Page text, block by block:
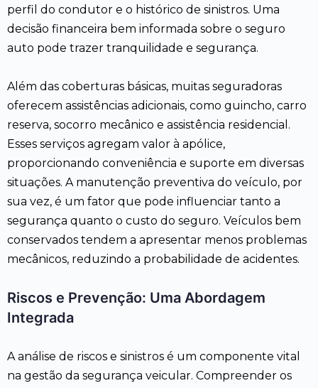
perfil do condutor e o histórico de sinistros. Uma
decisão financeira bem informada sobre o seguro
auto pode trazer tranquilidade e segurança.
Além das coberturas básicas, muitas seguradoras
oferecem assistências adicionais, como guincho, carro
reserva, socorro mecânico e assistência residencial.
Esses serviços agregam valor à apólice,
proporcionando conveniência e suporte em diversas
situações. A manutenção preventiva do veículo, por
sua vez, é um fator que pode influenciar tanto a
segurança quanto o custo do seguro. Veículos bem
conservados tendem a apresentar menos problemas
mecânicos, reduzindo a probabilidade de acidentes.
Riscos e Prevenção: Uma Abordagem
Integrada
A análise de riscos e sinistros é um componente vital
na gestão da segurança veicular. Compreender os